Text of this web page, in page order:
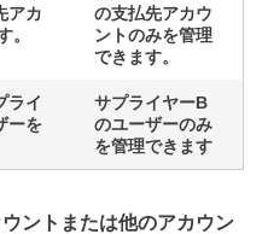
アカ
。
の支払先アカウ
ントのみを管理
できます。
ライ
ーを
サプライヤーB
のユーザーのみ
を管理できます
ントまたは他のアカウン